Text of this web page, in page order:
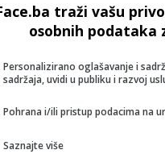
je bilo u Parizu ostavljam
- OGLAS -
traži vašu
osobnih podataka
Personalizirano oglašavanje i
sadržaja, uvidi u publiku i razvoj
Pohrana i/ili pristup podacima na
Saznajte više